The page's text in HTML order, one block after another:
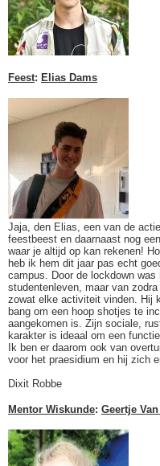
Feest: Elias Dams
Jaja, den Elias, een van de
feestbeest en daarnaast nog
waar je altijd op kan rekenen!
heb ik hem dit jaar pas echt
campus. Door de lockdown
studentenleven, maar van
zowat elke activiteit vinden. Hij
bang om een hoop shotjes te
aangekomen is. Zijn sociale,
karakter is ideaal om een
Ik ben er daarom ook van
voor het praesidium en hij zich
Dixit Robbe
Mentor Wiskunde: Geertje